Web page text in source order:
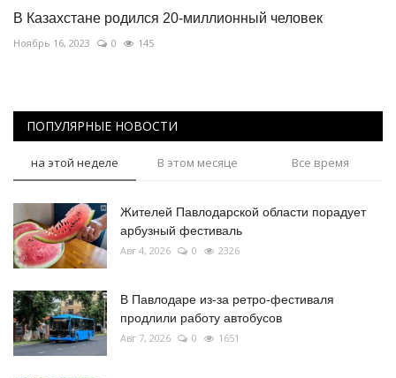
В Казахстане родился 20-миллионный человек
Ноябрь 16, 2023 0 145
ПОПУЛЯРНЫЕ НОВОСТИ
на этой неделе В этом месяце Все время
Жителей Павлодарской области порадует
арбузный фестиваль
Авг 4, 2026 0 2326
В Павлодаре из-за ретро-фестиваля
продлили работу автобусов
Авг 7, 2026 0 1651